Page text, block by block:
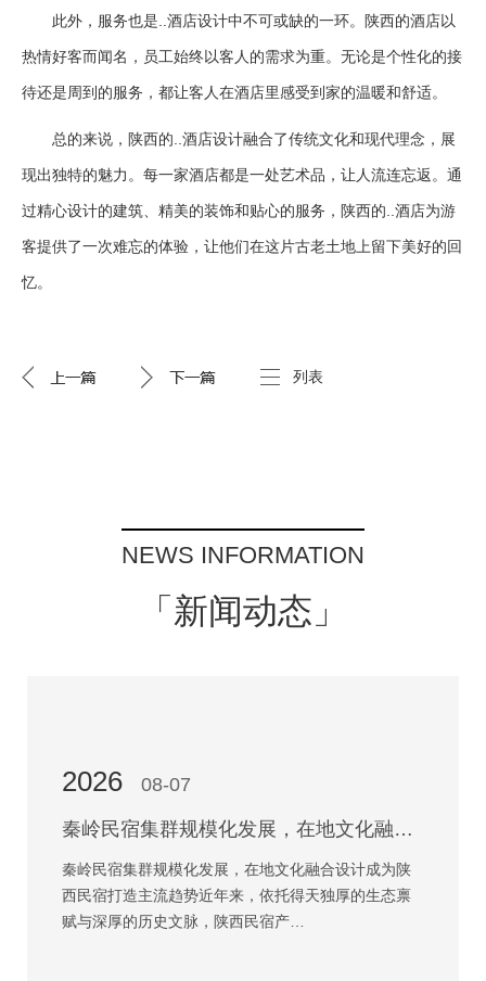
此外，服务也是..酒店设计中不可或缺的一环。陕西的酒店以
热情好客而闻名，员工始终以客人的需求为重。无论是个性化的接
待还是周到的服务，都让客人在酒店里感受到家的温暖和舒适。
总的来说，陕西的..酒店设计融合了传统文化和现代理念，展
现出独特的魅力。每一家酒店都是一处艺术品，让人流连忘返。通
过精心设计的建筑、精美的装饰和贴心的服务，陕西的..酒店为游
客提供了一次难忘的体验，让他们在这片古老土地上留下美好的回
忆。
列表
NEWS INFORMATION
「新闻动态」
2026 08-07
秦岭民宿集群规模化发展，在地文化融合设计成为陕西民宿打造主流趋势
秦岭民宿集群规模化发展，在地文化融合设计成为陕
西民宿打造主流趋势近年来，依托得天独厚的生态禀
赋与深厚的历史文脉，陕西民宿产…